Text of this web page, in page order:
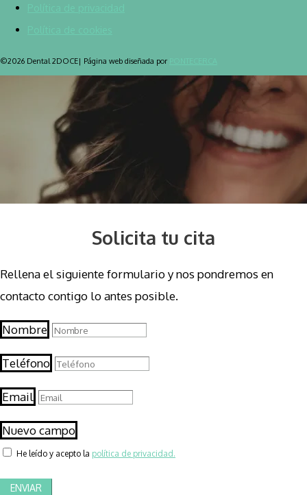
©2026 Dental 2DOCE| Página web diseñada por
Solicita tu cita
Rellena el siguiente formulario y nos pondremos en
contacto contigo lo antes posible.
Nombre
Teléfono
Email
Nuevo campo
He leído y acepto la política de privacidad.
ENVIAR